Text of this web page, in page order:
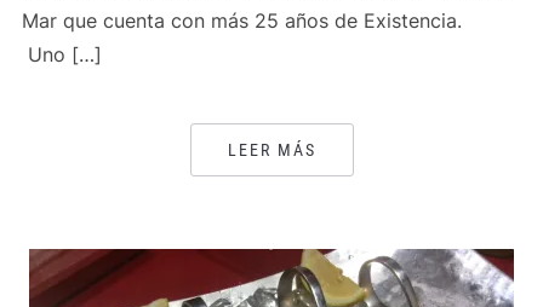
Mar que cuenta con más 25 años de Existencia.
Uno […]
LEER MÁS